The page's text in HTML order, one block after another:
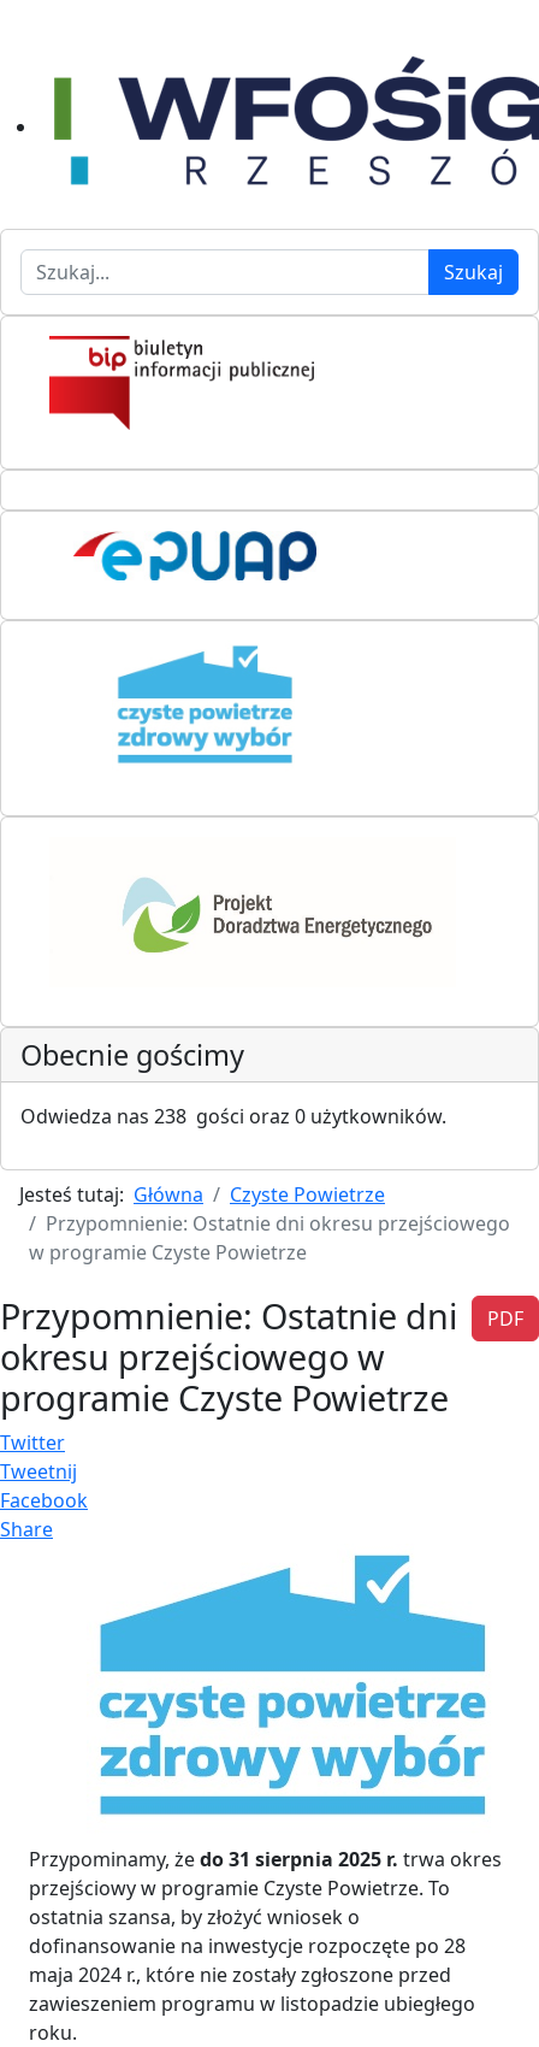
Szukaj Szukaj
Obecnie gościmy
Odwiedza nas 238 gości oraz 0 użytkowników.
Jesteś tutaj: Główna
Czyste Powietrze
Przypomnienie: Ostatnie dni okresu przejściowego
w programie Czyste Powietrze
PDF
Przypomnienie: Ostatnie dni
okresu przejściowego w
programie Czyste Powietrze
Twitter
Tweetnij
Facebook
Share
Przypominamy, żedo 31 sierpnia 2025 r. trwa okres
przejściowy w programie Czyste Powietrze. To
ostatnia szansa, by złożyć wniosek o
dofinansowanie na inwestycje rozpoczęte po 28
maja 2024 r., które nie zostały zgłoszone przed
zawieszeniem programu w listopadzie ubiegłego
roku.